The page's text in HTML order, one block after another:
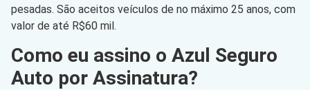
pesadas. São aceitos veículos de no máximo 25 anos, com
valor de até R$60 mil.
Como eu assino o Azul Seguro
Auto por Assinatura?